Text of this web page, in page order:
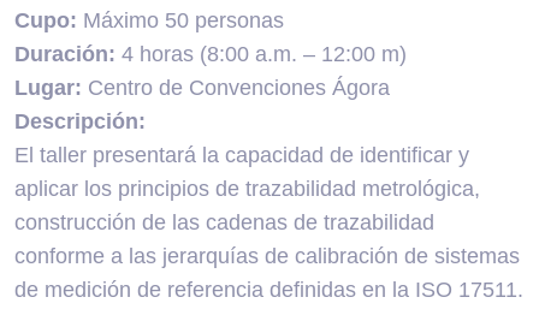
Cupo: Máximo 50 personas
Duración: 4 horas (8:00 a.m. – 12:00 m)
Lugar: Centro de Convenciones Ágora
Descripción:
El taller presentará la capacidad de identificar y
aplicar los principios de trazabilidad metrológica,
construcción de las cadenas de trazabilidad
conforme a las jerarquías de calibración de sistemas
de medición de referencia definidas en la ISO 17511.